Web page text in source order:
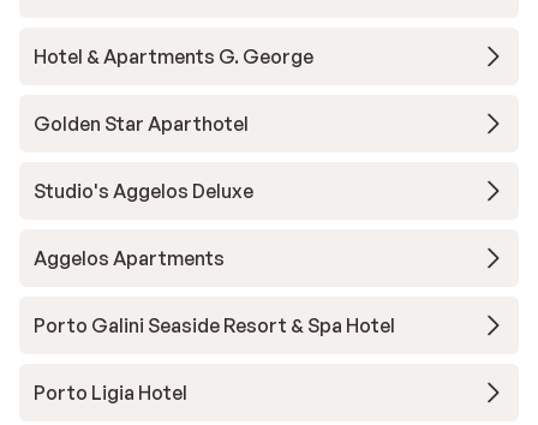
Hotel & Apartments G. George
Golden Star Aparthotel
Studio's Aggelos Deluxe
Aggelos Apartments
Porto Galini Seaside Resort & Spa Hotel
Porto Ligia Hotel